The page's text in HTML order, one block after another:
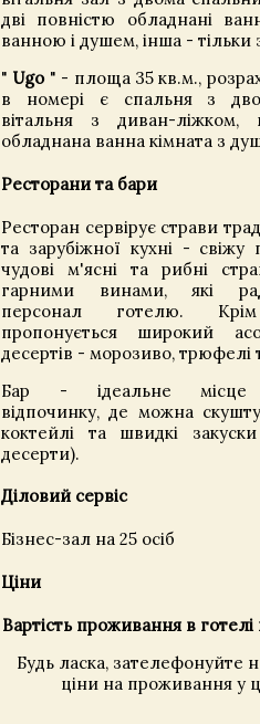
дві повністю обладнані
ванною і душем, інша - тільки
" Ugo" - площа 35 кв.м.,
в номері є спальня з
вітальня з диван-ліжком,
обладнана ванна кімната з
Ресторани та бари
Ресторан сервірує страви
та зарубіжної кухні - свіжу
чудові м'ясні та рибні
гарними винами, які
персонал готелю.
пропонується широкий
десертів - морозиво, трюфелі
Бар - ідеальне місце
відпочинку, де можна
коктейлі та швидкі закуски
десерти).
Діловий сервіс
Бізнес-зал на 25 осіб
Ціни
Вартість проживання в
Будь ласка, зателефонуйте
ціни на проживання у